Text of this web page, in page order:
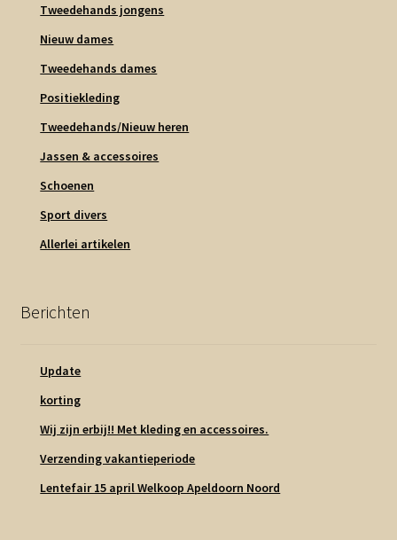
Tweedehands jongens
Nieuw dames
Tweedehands dames
Positiekleding
Tweedehands/Nieuw heren
Jassen & accessoires
Schoenen
Sport divers
Allerlei artikelen
Berichten
Update
korting
Wij zijn erbij!! Met kleding en accessoires.
Verzending vakantieperiode
Lentefair 15 april Welkoop Apeldoorn Noord